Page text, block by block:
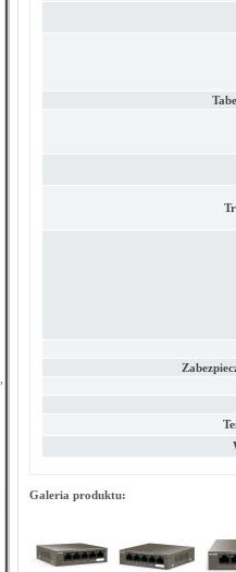
Galeria produktu: